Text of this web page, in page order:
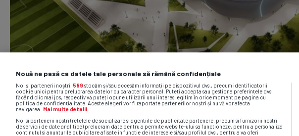
Nouă ne pasă ca datele tale personale să rămână confidențiale
Noi și partenerii noștri 589 stocăm și/sau accesăm informații pe dispozitivul dvs., precum identificatorii
cookie unici pentru prelucrarea datelor cu caracter personal. Puteți accepta sau gestiona preferințele dvs.
făcând clic mai jos, respectiv vă puteți opune utilizării unui interes legitim în orice moment pe pagina cu
politica de confidențialitate. Aceste alegeri vor fi raportate partenerilor noștri și nu vă vor afecta
navigarea.
Mai multe detalii
Noi si partenerii nostri (retelele de socializare si agentiile de publicitate partenere, precum si furnizorii nostri
de servicii de date analitice) prelucram date pentru a permite website-ului sa functioneze, pentru a personaliza
continutul si anunturile publicitare afisate in functie de interesele si/sau profilul dvs., pentru a va oferi